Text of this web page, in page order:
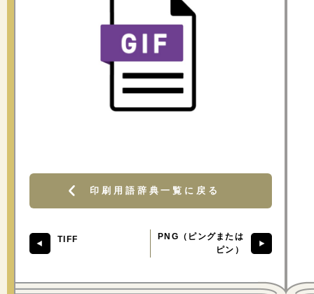
印刷用語辞典一覧に戻る
TIFF
PNG（ピングまたは
ピン）